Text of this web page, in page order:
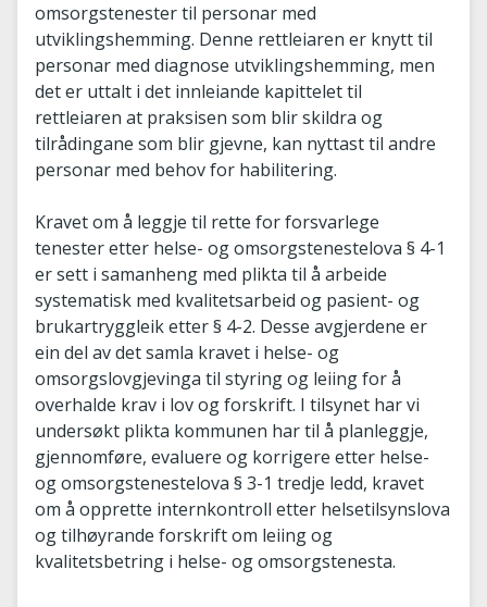
omsorgstenester til personar med
utviklingshemming. Denne rettleiaren er knytt til
personar med diagnose utviklingshemming, men
det er uttalt i det innleiande kapittelet til
rettleiaren at praksisen som blir skildra og
tilrådingane som blir gjevne, kan nyttast til andre
personar med behov for habilitering.
Kravet om å leggje til rette for forsvarlege
tenester etter helse- og omsorgstenestelova § 4-1
er sett i samanheng med plikta til å arbeide
systematisk med kvalitetsarbeid og pasient- og
brukartryggleik etter § 4-2. Desse avgjerdene er
ein del av det samla kravet i helse- og
omsorgslovgjevinga til styring og leiing for å
overhalde krav i lov og forskrift. I tilsynet har vi
undersøkt plikta kommunen har til å planleggje,
gjennomføre, evaluere og korrigere etter helse-
og omsorgstenestelova § 3-1 tredje ledd, kravet
om å opprette internkontroll etter helsetilsynslova
og tilhøyrande forskrift om leiing og
kvalitetsbetring i helse- og omsorgstenesta.